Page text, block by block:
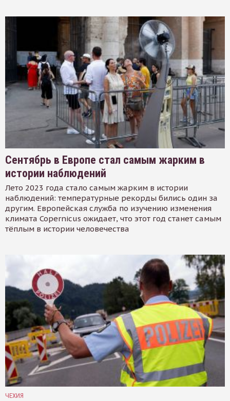
Сентябрь в Европе стал самым жарким в
истории наблюдений
Лето 2023 года стало самым жарким в истории
наблюдений: температурные рекорды бились один за
другим. Европейская служба по изучению изменения
климата Copernicus ожидает, что этот год станет самым
тёплым в истории человечества
ЧЕХИЯ